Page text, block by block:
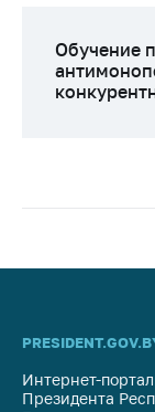
Обучение
Интернет-портал
Президента